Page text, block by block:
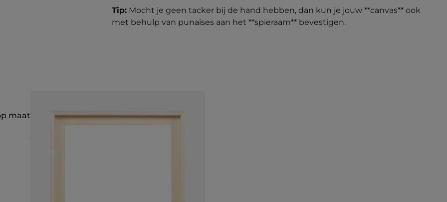
Tip: Mocht je geen tacker bij de hand hebben, dan kun je jouw **canvas** ook
met behulp van punaises aan het **spieraam** bevestigen.
van 4.96 van 5 sterren
maat